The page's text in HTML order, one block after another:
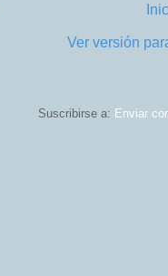
Ver versión
Suscribirse a: Enviar